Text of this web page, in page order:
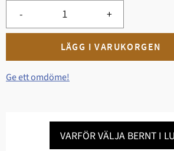
+
-
Ge ett omdöme!
VARFÖR VÄLJA BERNT I